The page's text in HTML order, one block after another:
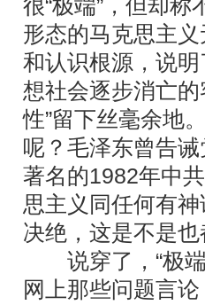
很“极端”，但却
形态的马克思主
和认识根源，说明
想社会逐步消亡的
性”留下丝毫余地
呢？毛泽东曾告诫
著名的1982年中
思主义同任何有神
决绝，这是不是也
说穿了，“极端
网上那些问题言